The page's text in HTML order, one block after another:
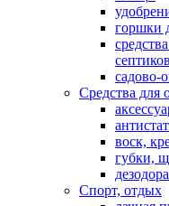
горшки
септиков
садово-
Средства для
воск,
губки,
Спорт, отдых